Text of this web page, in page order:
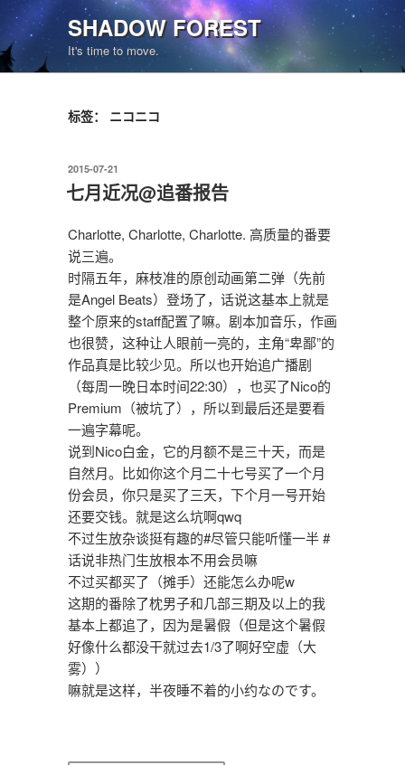
至
内
容
SHADOW FOREST
It's time to move.
标签： ニコニコ
发
布
于
2015-07-21
七月近况@追番报告
Charlotte, Charlotte, Charlotte. 高质量的番要
说三遍。
时隔五年，麻枝准的原创动画第二弹（先前
是Angel Beats）登场了，话说这基本上就是
整个原来的staff配置了嘛。剧本加音乐，作画
也很赞，这种让人眼前一亮的，主角“卑鄙”的
作品真是比较少见。所以也开始追广播剧
（每周一晚日本时间22:30），也买了Nico的
Premium（被坑了），所以到最后还是要看
一遍字幕呢。
说到Nico白金，它的月额不是三十天，而是
自然月。比如你这个月二十七号买了一个月
份会员，你只是买了三天，下个月一号开始
还要交钱。就是这么坑啊qwq
不过生放杂谈挺有趣的#尽管只能听懂一半 #
话说非热门生放根本不用会员嘛
不过买都买了（摊手）还能怎么办呢w
这期的番除了枕男子和几部三期及以上的我
基本上都追了，因为是暑假（但是这个暑假
好像什么都没干就过去1/3了啊好空虚（大
雾））
嘛就是这样，半夜睡不着的小约なのです。